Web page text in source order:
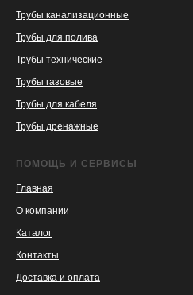
Трубы канализационные
Трубы для полива
Трубы технические
Трубы газовые
Трубы для кабеля
Трубы дренажные
ПОМОЩЬ И СЕРВИСЫ
Главная
О компании
Каталог
Контакты
Доставка и оплата